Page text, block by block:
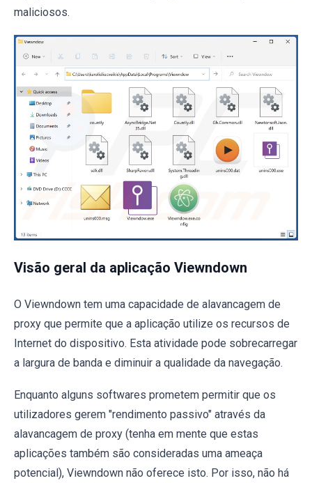
maliciosos.
Visão geral da aplicação Viewndown
O Viewndown tem uma capacidade de alavancagem de
proxy que permite que a aplicação utilize os recursos de
Internet do dispositivo. Esta atividade pode sobrecarregar
a largura de banda e diminuir a qualidade da navegação.
Enquanto alguns softwares prometem permitir que os
utilizadores gerem "rendimento passivo" através da
alavancagem de proxy (tenha em mente que estas
aplicações também são consideradas uma ameaça
potencial), Viewndown não oferece isto. Por isso, não há